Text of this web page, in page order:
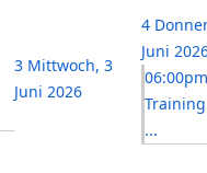
3 Mittwoch, 3
Juni 2026
4
Juni
06:00pm
...